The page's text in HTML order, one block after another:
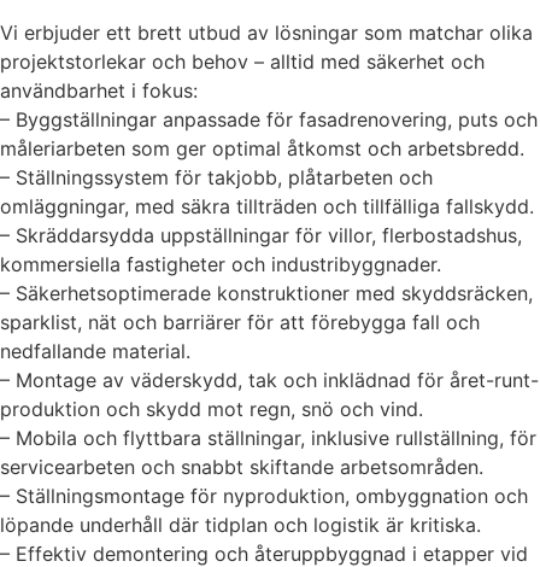
Vi erbjuder ett brett utbud av lösningar som matchar olika
projektstorlekar och behov – alltid med säkerhet och
användbarhet i fokus:
– Byggställningar anpassade för fasadrenovering, puts och
måleriarbeten som ger optimal åtkomst och arbetsbredd.
– Ställningssystem för takjobb, plåtarbeten och
omläggningar, med säkra tillträden och tillfälliga fallskydd.
– Skräddarsydda uppställningar för villor, flerbostadshus,
kommersiella fastigheter och industribyggnader.
– Säkerhetsoptimerade konstruktioner med skyddsräcken,
sparklist, nät och barriärer för att förebygga fall och
nedfallande material.
– Montage av väderskydd, tak och inklädnad för året-runt-
produktion och skydd mot regn, snö och vind.
– Mobila och flyttbara ställningar, inklusive rullställning, för
servicearbeten och snabbt skiftande arbetsområden.
– Ställningsmontage för nyproduktion, ombyggnation och
löpande underhåll där tidplan och logistik är kritiska.
– Effektiv demontering och återuppbyggnad i etapper vid